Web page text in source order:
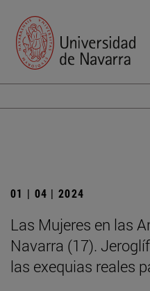
01 | 04 | 2024
Las Mujeres en las
Navarra (17).
las exequias reales